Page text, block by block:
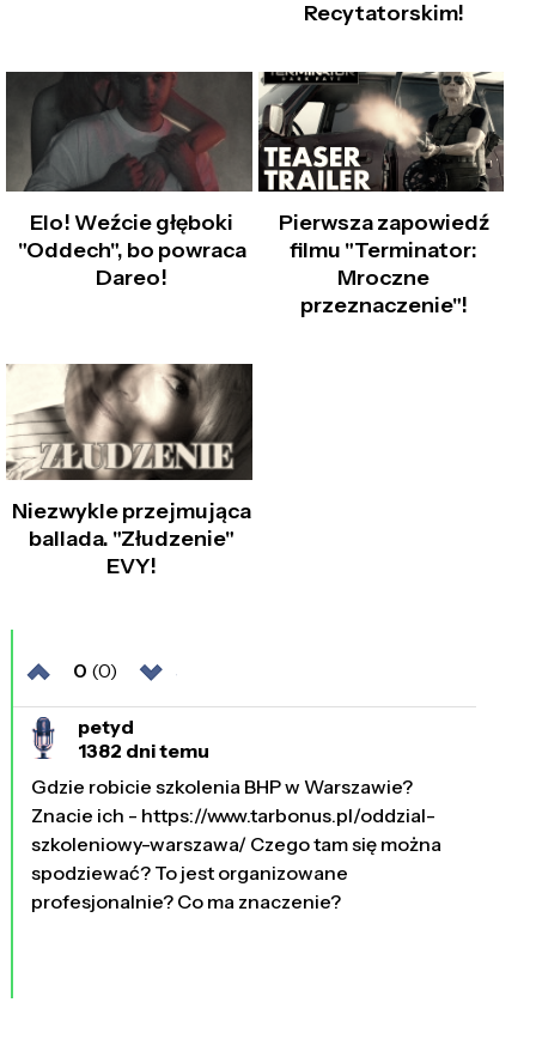
Recytatorskim!
Elo! Weźcie głęboki
"Oddech", bo powraca
Dareo!
Pierwsza zapowiedź
filmu "Terminator:
Mroczne
przeznaczenie"!
Niezwykle przejmująca
ballada. "Złudzenie"
EVY!
0 (0)
petyd
1382 dni temu
Gdzie robicie szkolenia BHP w Warszawie?
Znacie ich - https://www.tarbonus.pl/oddzial-
szkoleniowy-warszawa/ Czego tam się można
spodziewać? To jest organizowane
profesjonalnie? Co ma znaczenie?